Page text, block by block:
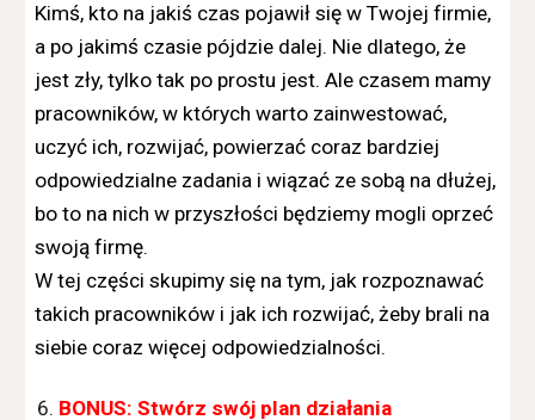
Kimś, kto na jakiś czas pojawił się w Twojej firmie,
a po jakimś czasie pójdzie dalej. Nie dlatego, że
jest zły, tylko tak po prostu jest. Ale czasem mamy
pracowników, w których warto zainwestować,
uczyć ich, rozwijać, powierzać coraz bardziej
odpowiedzialne zadania i wiązać ze sobą na dłużej,
bo to na nich w przyszłości będziemy mogli oprzeć
swoją firmę.
W tej części skupimy się na tym, jak rozpoznawać
takich pracowników i jak ich rozwijać, żeby brali na
siebie coraz więcej odpowiedzialności.
BONUS: Stwórz swój plan działania